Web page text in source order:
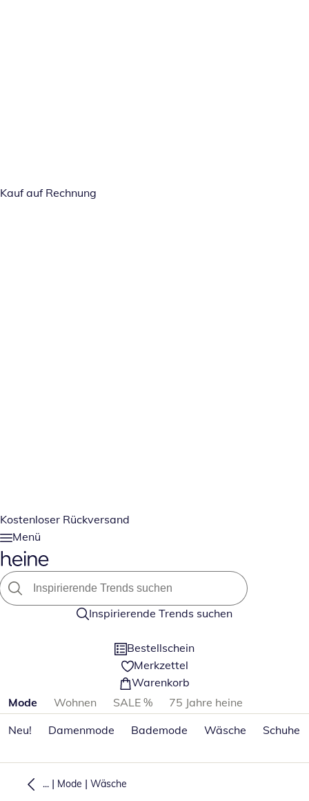
Kauf auf Rechnung
Kostenloser Rückversand
Menü
Inspirierende Trends suchen
Bestellschein
Merkzettel
Warenkorb
Produktkategorien überspringen
Mode Wohnen SALE %
75 Jahre heine
Neu!
Damenmode Bademode Wäsche Schuhe
... | Mode | Wäsche